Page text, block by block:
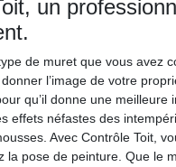
un
de muret que vous avez
l’image de votre
qu’il donne une meilleure
effets néfastes des
Avec Contrôle Toit,
la pose de peinture. Que le